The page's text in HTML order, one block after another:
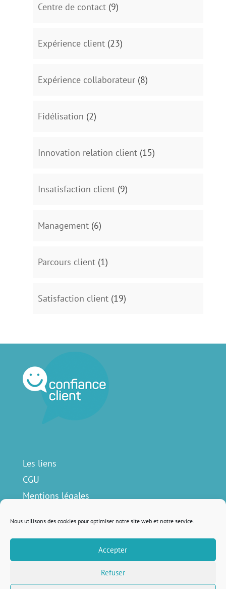
Nous utilisons des cookies pour optimiser notre site web et notre service.
Accepter
Refuser
Centre de contact(9)
Expérience client(23)
Expérience collaborateur(8)
Fidélisation (2)
Innovation relation client(15)
Insatisfaction client(9)
Management(6)
Parcours client(1)
Satisfaction client(19)
Les liens
CGU
Mentions légales